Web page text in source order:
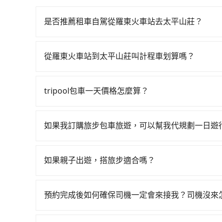
是否推薦租車自駕從羅東火車站去太平山莊？
邊可隨租隨借的iRent應該是你最便宜選擇。註冊
付。再者，和運的iRent只提供最基本的車型，如
到明明已經預約了時間但上一位用戶卻遲遲尚未
從羅東火車站到太平山莊叫計程車划算嗎？
到車，也可考慮打電話至羅東火車站附近的計程
費，約有47%會採現場議價，建議最好先上網預
tripool包車一天價格怎麼算？
官網一鍵查價，即時試算您包車費用，清楚透明，
如果我訂購旅步包車旅遊，可以幫我代規劃一日遊
如果親子出遊，搭旅步適合嗎？
出遊時安全更有保障。
預約完成後如何確保司機一定會來接我？司機沒來